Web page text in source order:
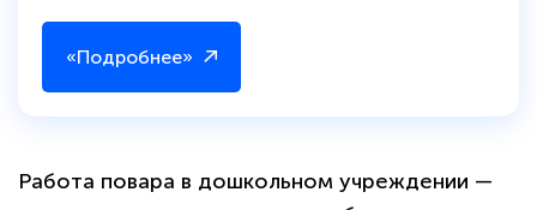
«Подробнее»
Работа повара в дошкольном учреждении —